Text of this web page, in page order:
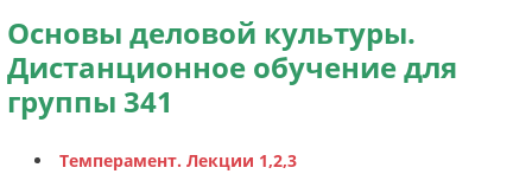
Основы деловой культуры.
Дистанционное обучение для
группы 341
Темперамент. Лекции 1,2,3